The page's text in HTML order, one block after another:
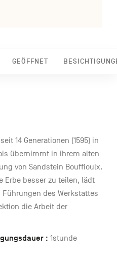
GEÖFFNET
14 Generationen (1595) in
übernimmt in ihrem alten
von Sandstein Bouffioulx.
Erbe besser zu teilen, lädt
des Werkstattes
die Arbeit der
: 1stunde